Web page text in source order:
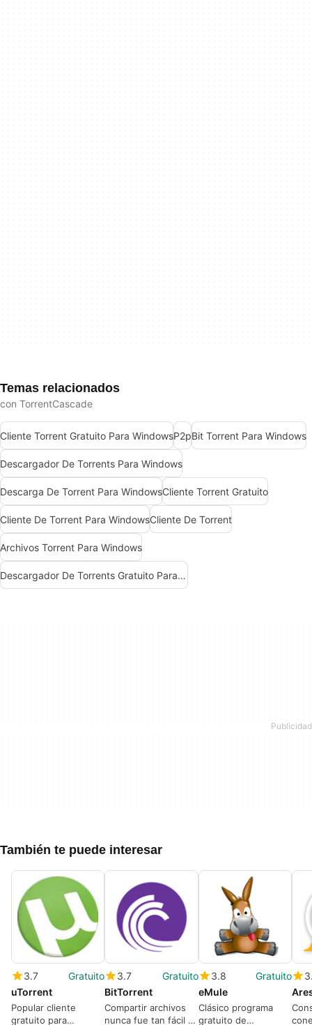
Temas relacionados
con TorrentCascade
Cliente Torrent Gratuito Para WindowsP2pBit Torrent Para Windows
Descargador De Torrents Para Windows
Descarga De Torrent Para WindowsCliente Torrent Gratuito
Cliente De Torrent Para WindowsCliente De Torrent
Archivos Torrent Para Windows
Descargador De Torrents Gratuito Para Windows
También te puede interesar
3.7
Gratuito
uTorrent
Popular cliente
gratuito para
3.7
Gratuito
BitTorrent
Compartir archivos
nunca fue tan fácil y
3.8
Gratuito
eMule
Clásico programa
gratuito de